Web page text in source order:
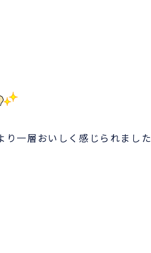
り一層おいしく感じられました